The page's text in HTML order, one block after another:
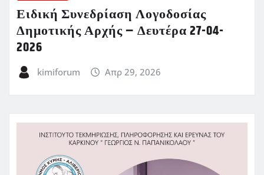
Ειδική Συνεδρίαση Λογοδοσίας
Δημοτικής Αρχής – Δευτέρα 27-04-
2026
kimiforum Απρ 29, 2026